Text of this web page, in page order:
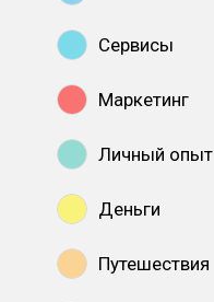
Сервисы
Маркетинг
Личный опыт
Деньги
Путешествия